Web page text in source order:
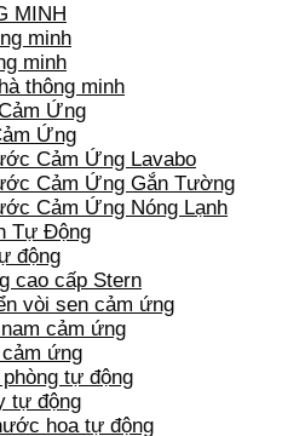
MINH
minh
minh
thông minh
Ứng
Ứng
Cảm Ứng Lavabo
Cảm Ứng Gắn Tường
Cảm Ứng Nóng Lạnh
Tự Động
động
cao cấp Stern
vòi sen cảm ứng
cảm ứng
ứng
tự động
tự động
hoa tự động